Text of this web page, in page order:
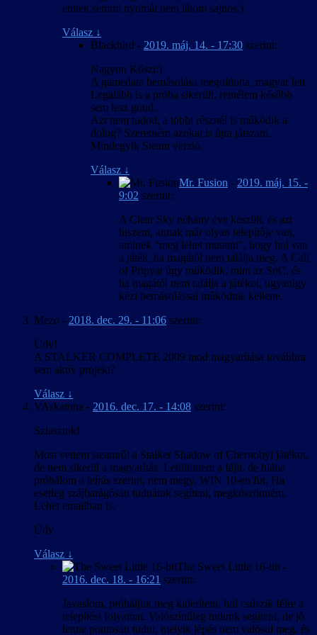
ennek semmi nyomát nem látom sajnos.)
Válasz ↓
Blackbird - 2019. máj. 14. - 17:30 szerint:
Nagyon Köszi:)
A gamedata bemásolása megoldotta, magyar lett.
Legalább is a próba sikerült, remélem később
sem lesz gond.
Azt nem tudod, a többi résznél is működik a
dolog? Szeretném azokat is újra játszani.
Mindegyik Steam verzió.
Válasz ↓
Mr. Fusion - 2019. máj. 15. -
9:02 szerint:
A Clear Sky néhány éve készült, és azt
hiszem, annak már olyan telepítője van,
aminek “meg lehet mutatni”, hogy hol van
a játék, ha magától nem találja meg. A Call
of Pripyat úgy működik, mint az SoC, és
ha magától nem találja a játékot, ugyanigy
kézi bemásolással működnie kellene.
Mezo - 2018. dec. 29. - 11:06 szerint:
Üdv!
A STALKER COMPLETE 2009 mod magyarítása továbbra
sem aktív projekt?
Válasz ↓
VAskatona - 2016. dec. 17. - 14:08 szerint:
Sziasztok!
Most vettem steamről a Stalker Shadow of Chernobyl játékot,
de nem sikerül a magyarítás. Letöltöttem a fájlt, de hiába
próbálom a leírás szerint, nem megy. WIN 10-en fut. Ha
esetleg szájbarágósan tudnátok segíteni, megköszönném.
Lehet emailban is.
Üdv
Válasz ↓
The Sweet Little 16-bit -
2016. dec. 18. - 16:21 szerint:
Javaslom, próbáljuk meg kideríteni, hol csúszik félre a
telepítési folyamat. Valószínűleg tudunk segíteni, de jó
lenne pontosan tudni, melyik lépés nem valósul meg, és